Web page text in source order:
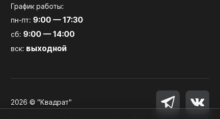
График работы:
пн-пт: 9:00 — 17:30
сб: 9:00 — 14:00
вск: выходной
2026 © "Квадрат"